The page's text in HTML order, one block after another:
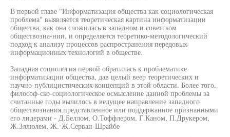
В первой главе "Информатизация общества как социологическая
проблема" выявляется теоретическая картина информатизации
общества, как она сложилась в западном и советском
обществозна-нии, и определяется теоретико-методологический
подход к анализу процессов распространения передовых
информационных технологий в обществе.
Западная социология первой обратилась к проблематике
информатизации общества, дав целый веер теоретических и
научно-публицистических концепций в этой области. Более того,
философ-ско-социологическое осмысление данной проблемы за
считанные годы вылилось в ведущее направление западного
обществознания,представленное или поддержанное признанными
его лидерами - Д.Беллом, О.Тоффлером, Г.Каном, П.Друкером,
Ж.Зллюлем, Ж.-Ж.Серван-Шрайбе-